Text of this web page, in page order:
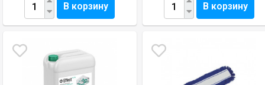
В корзину В корзину